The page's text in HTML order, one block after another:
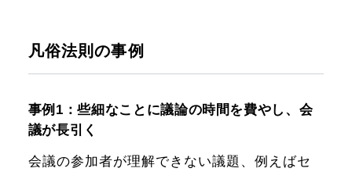
凡俗法則の事例
事例1：些細なことに議論の時間を費やし、会
議が長引く
会議の参加者が理解できない議題、例えばセ